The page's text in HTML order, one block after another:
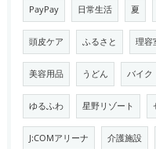
PayPay 日常生活 夏
頭皮ケア ふるさと 理容
美容用品 うどん バイク
ゆるふわ 星野リゾート
J:COMアリーナ 介護施設